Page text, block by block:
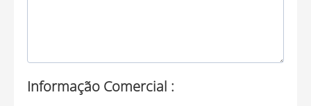
Informação Comercial :